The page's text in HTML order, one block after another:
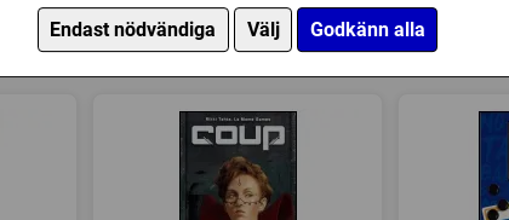
Endast nödvändiga Välj Godkänn alla
Speltyp: Kortspel
Kategori: Auktion / Bud
Länkar:
Försälj. rank: